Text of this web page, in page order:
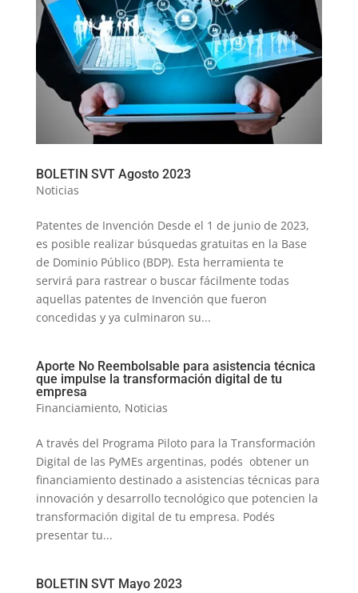
BOLETIN SVT Agosto 2023
Noticias
Patentes de Invención Desde el 1 de junio de 2023,
es posible realizar búsquedas gratuitas en la Base
de Dominio Público (BDP). Esta herramienta te
servirá para rastrear o buscar fácilmente todas
aquellas patentes de Invención que fueron
concedidas y ya culminaron su...
Aporte No Reembolsable para asistencia técnica
que impulse la transformación digital de tu
empresa
Financiamiento, Noticias
A través del Programa Piloto para la Transformación
Digital de las PyMEs argentinas, podés obtener un
financiamiento destinado a asistencias técnicas para
innovación y desarrollo tecnológico que potencien la
transformación digital de tu empresa. Podés
presentar tu...
BOLETIN SVT Mayo 2023